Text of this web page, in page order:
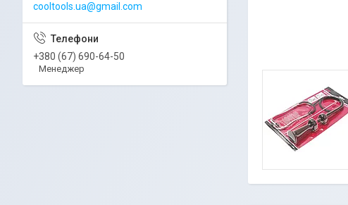
cooltools.ua@gmail.com
+380 (67) 690-64-50
Менеджер